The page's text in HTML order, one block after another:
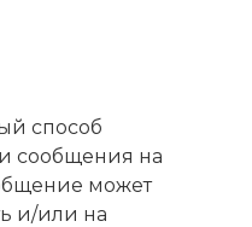
способ
сообщения на
может
и/или на